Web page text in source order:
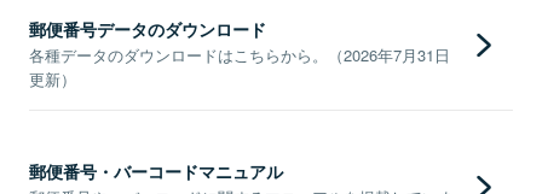
郵便番号データのダウンロード
各種データのダウンロードはこちらから。（2026年7月31日
更新）
郵便番号・バーコードマニュアル